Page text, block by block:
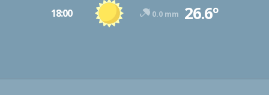
18:00 0.0 mm 26.6º